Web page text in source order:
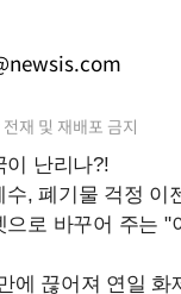
재 및 재배포 금지